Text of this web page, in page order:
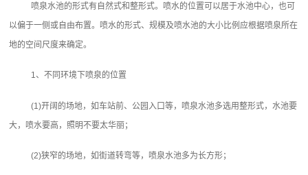
喷泉水池的形式有自然式和整形式。喷水的位置可以居于水池中心，也可
以偏于一侧或自由布置。喷水的形式、规模及喷水池的大小比例应根据喷泉所在
地的空间尺度来确定。
1、不同环境下喷泉的位置
(1)开阔的场地，如车站前、公园入口等，喷泉水池多选用整形式，水池要
大，喷水要高，照明不要太华丽；
(2)狭窄的场地，如街道转弯等，喷泉水池多为长方形；